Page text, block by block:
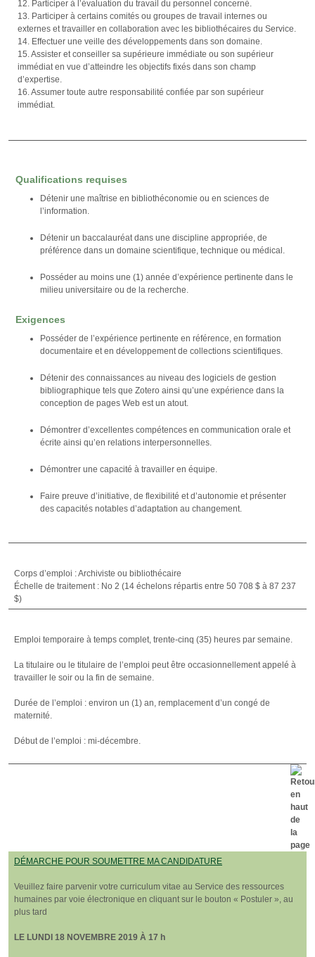
12. Participer à l’évaluation du travail du personnel concerné.
13. Participer à certains comités ou groupes de travail internes ou
externes et travailler en collaboration avec les bibliothécaires du Service.
14. Effectuer une veille des développements dans son domaine.
15. Assister et conseiller sa supérieure immédiate ou son supérieur
immédiat en vue d’atteindre les objectifs fixés dans son champ
d’expertise.
16. Assumer toute autre responsabilité confiée par son supérieur
immédiat.
Qualifications requises
Détenir une maîtrise en bibliothéconomie ou en sciences de
l’information.
Détenir un baccalauréat dans une discipline appropriée, de
préférence dans un domaine scientifique, technique ou médical.
Posséder au moins une (1) année d’expérience pertinente dans le
milieu universitaire ou de la recherche.
Exigences
Posséder de l’expérience pertinente en référence, en formation
documentaire et en développement de collections scientifiques.
Détenir des connaissances au niveau des logiciels de gestion
bibliographique tels que Zotero ainsi qu’une expérience dans la
conception de pages Web est un atout.
Démontrer d’excellentes compétences en communication orale et
écrite ainsi qu’en relations interpersonnelles.
Démontrer une capacité à travailler en équipe.
Faire preuve d’initiative, de flexibilité et d’autonomie et présenter
des capacités notables d’adaptation au changement.
Corps d’emploi : Archiviste ou bibliothécaire
Échelle de traitement : No 2 (14 échelons répartis entre 50 708 $ à 87 237
$)
Emploi temporaire à temps complet, trente-cinq (35) heures par semaine.
La titulaire ou le titulaire de l’emploi peut être occasionnellement appelé à
travailler le soir ou la fin de semaine.
Durée de l’emploi : environ un (1) an, remplacement d’un congé de
maternité.
Début de l’emploi : mi-décembre.
DÉMARCHE POUR SOUMETTRE MA CANDIDATURE
Veuillez faire parvenir votre curriculum vitae au Service des ressources
humaines par voie électronique en cliquant sur le bouton « Postuler », au
plus tard
LE LUNDI 18 NOVEMBRE 2019 À 17 h